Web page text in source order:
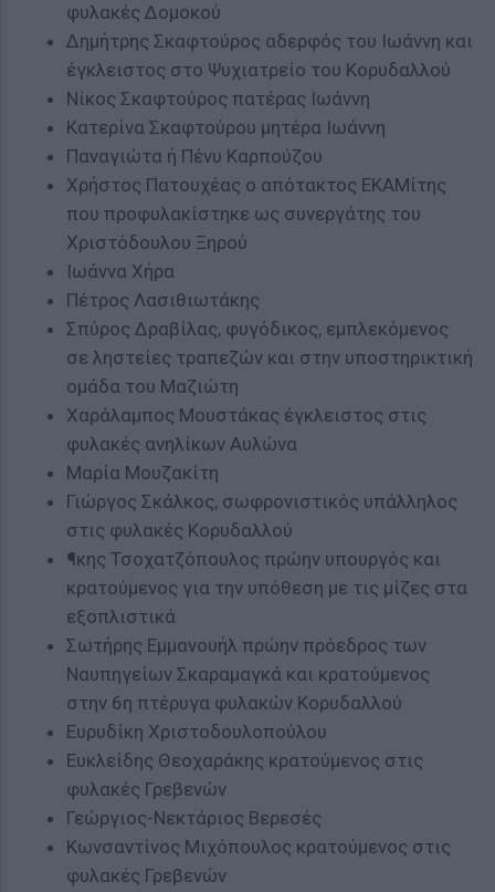
φυλακές Δομοκού
Δημήτρης Σκαφτούρος αδερφός του Ιωάννη και
έγκλειστος στο Ψυχιατρείο του Κορυδαλλού
Νίκος Σκαφτούρος πατέρας Ιωάννη
Κατερίνα Σκαφτούρου μητέρα Ιωάννη
Παναγιώτα ή Πένυ Καρπούζου
Χρήστος Πατουχέας ο απότακτος ΕΚΑΜίτης
που προφυλακίστηκε ως συνεργάτης του
Χριστόδουλου Ξηρού
Ιωάννα Χήρα
Πέτρος Λασιθιωτάκης
Σπύρος Δραβίλας, φυγόδικος, εμπλεκόμενος
σε ληστείες τραπεζών και στην υποστηρικτική
ομάδα του Μαζιώτη
Χαράλαμπος Μουστάκας έγκλειστος στις
φυλακές ανηλίκων Αυλώνα
Μαρία Μουζακίτη
Γιώργος Σκάλκος, σωφρονιστικός υπάλληλος
στις φυλακές Κορυδαλλού
¶κης Τσοχατζόπουλος πρώην υπουργός και
κρατούμενος για την υπόθεση με τις μίζες στα
εξοπλιστικά
Σωτήρης Εμμανουήλ πρώην πρόεδρος των
Ναυπηγείων Σκαραμαγκά και κρατούμενος
στην 6η πτέρυγα φυλακών Κορυδαλλού
Ευρυδίκη Χριστοδουλοπούλου
Ευκλείδης Θεοχαράκης κρατούμενος στις
φυλακές Γρεβενών
Γεώργιος-Νεκτάριος Βερεσές
Κωνσαντίνος Μιχόπουλος κρατούμενος στις
φυλακές Γρεβενών